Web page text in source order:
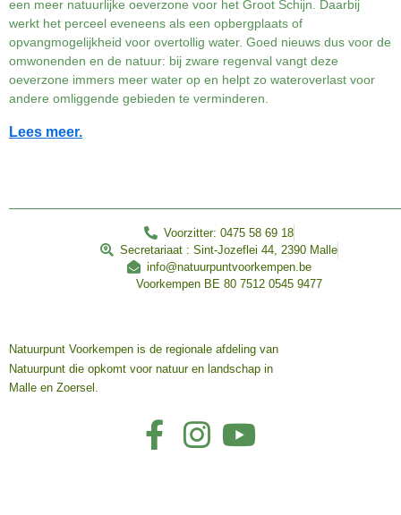
een meer natuurlijke oeverzone voor het Groot Schijn. Daarbij
werkt het perceel eveneens als een opbergplaats of
opvangmogelijkheid voor overtollig water. Goed nieuws dus voor de
omwonenden en de natuur: bij zware regenval vangt deze
oeverzone immers meer water op en helpt zo wateroverlast voor
andere omliggende gebieden te verminderen.
Lees meer.
Voorzitter: 0475 58 69 18
Secretariaat : Sint-Jozeflei 44, 2390 Malle
info@natuurpuntvoorkempen.be
Voorkempen BE 80 7512 0545 9477
Natuurpunt Voorkempen is de regionale afdeling van
Natuurpunt die opkomt voor natuur en landschap in
Malle en Zoersel.